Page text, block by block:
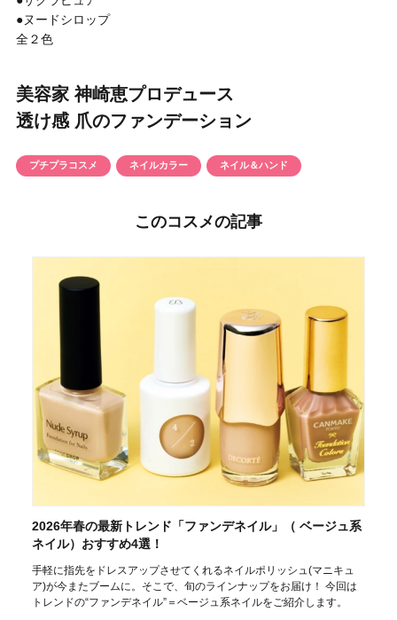
発売日
●ヌードシロップ
全２色
美容家 神崎恵プロデュース
透け感 爪のファンデーション
プチプラコスメ ネイルカラー ネイル＆ハンド
このコスメの記事
2026年春の最新トレンド「ファンデネイル」（ ベージュ系
ネイル）おすすめ4選！
手軽に指先をドレスアップさせてくれるネイルポリッシュ(マニキュ
ア)が今またブームに。そこで、旬のラインナップをお届け！ 今回は
トレンドの“ファンデネイル”＝ベージュ系ネイルをご紹介します。